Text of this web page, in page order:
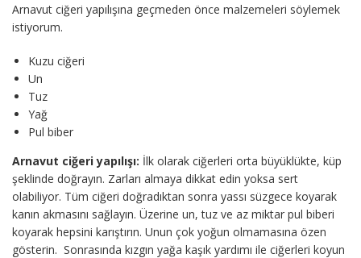
Arnavut ciğeri yapılışına geçmeden önce malzemeleri söylemek
istiyorum.
Kuzu ciğeri
Un
Tuz
Yağ
Pul biber
Arnavut ciğeri yapılışı: İlk olarak ciğerleri orta büyüklükte, küp
şeklinde doğrayın. Zarları almaya dikkat edin yoksa sert
olabiliyor. Tüm ciğeri doğradıktan sonra yassı süzgece koyarak
kanın akmasını sağlayın. Üzerine un, tuz ve az miktar pul biberi
koyarak hepsini karıştırın. Unun çok yoğun olmamasına özen
gösterin. Sonrasında kızgın yağa kaşık yardımı ile ciğerleri koyun